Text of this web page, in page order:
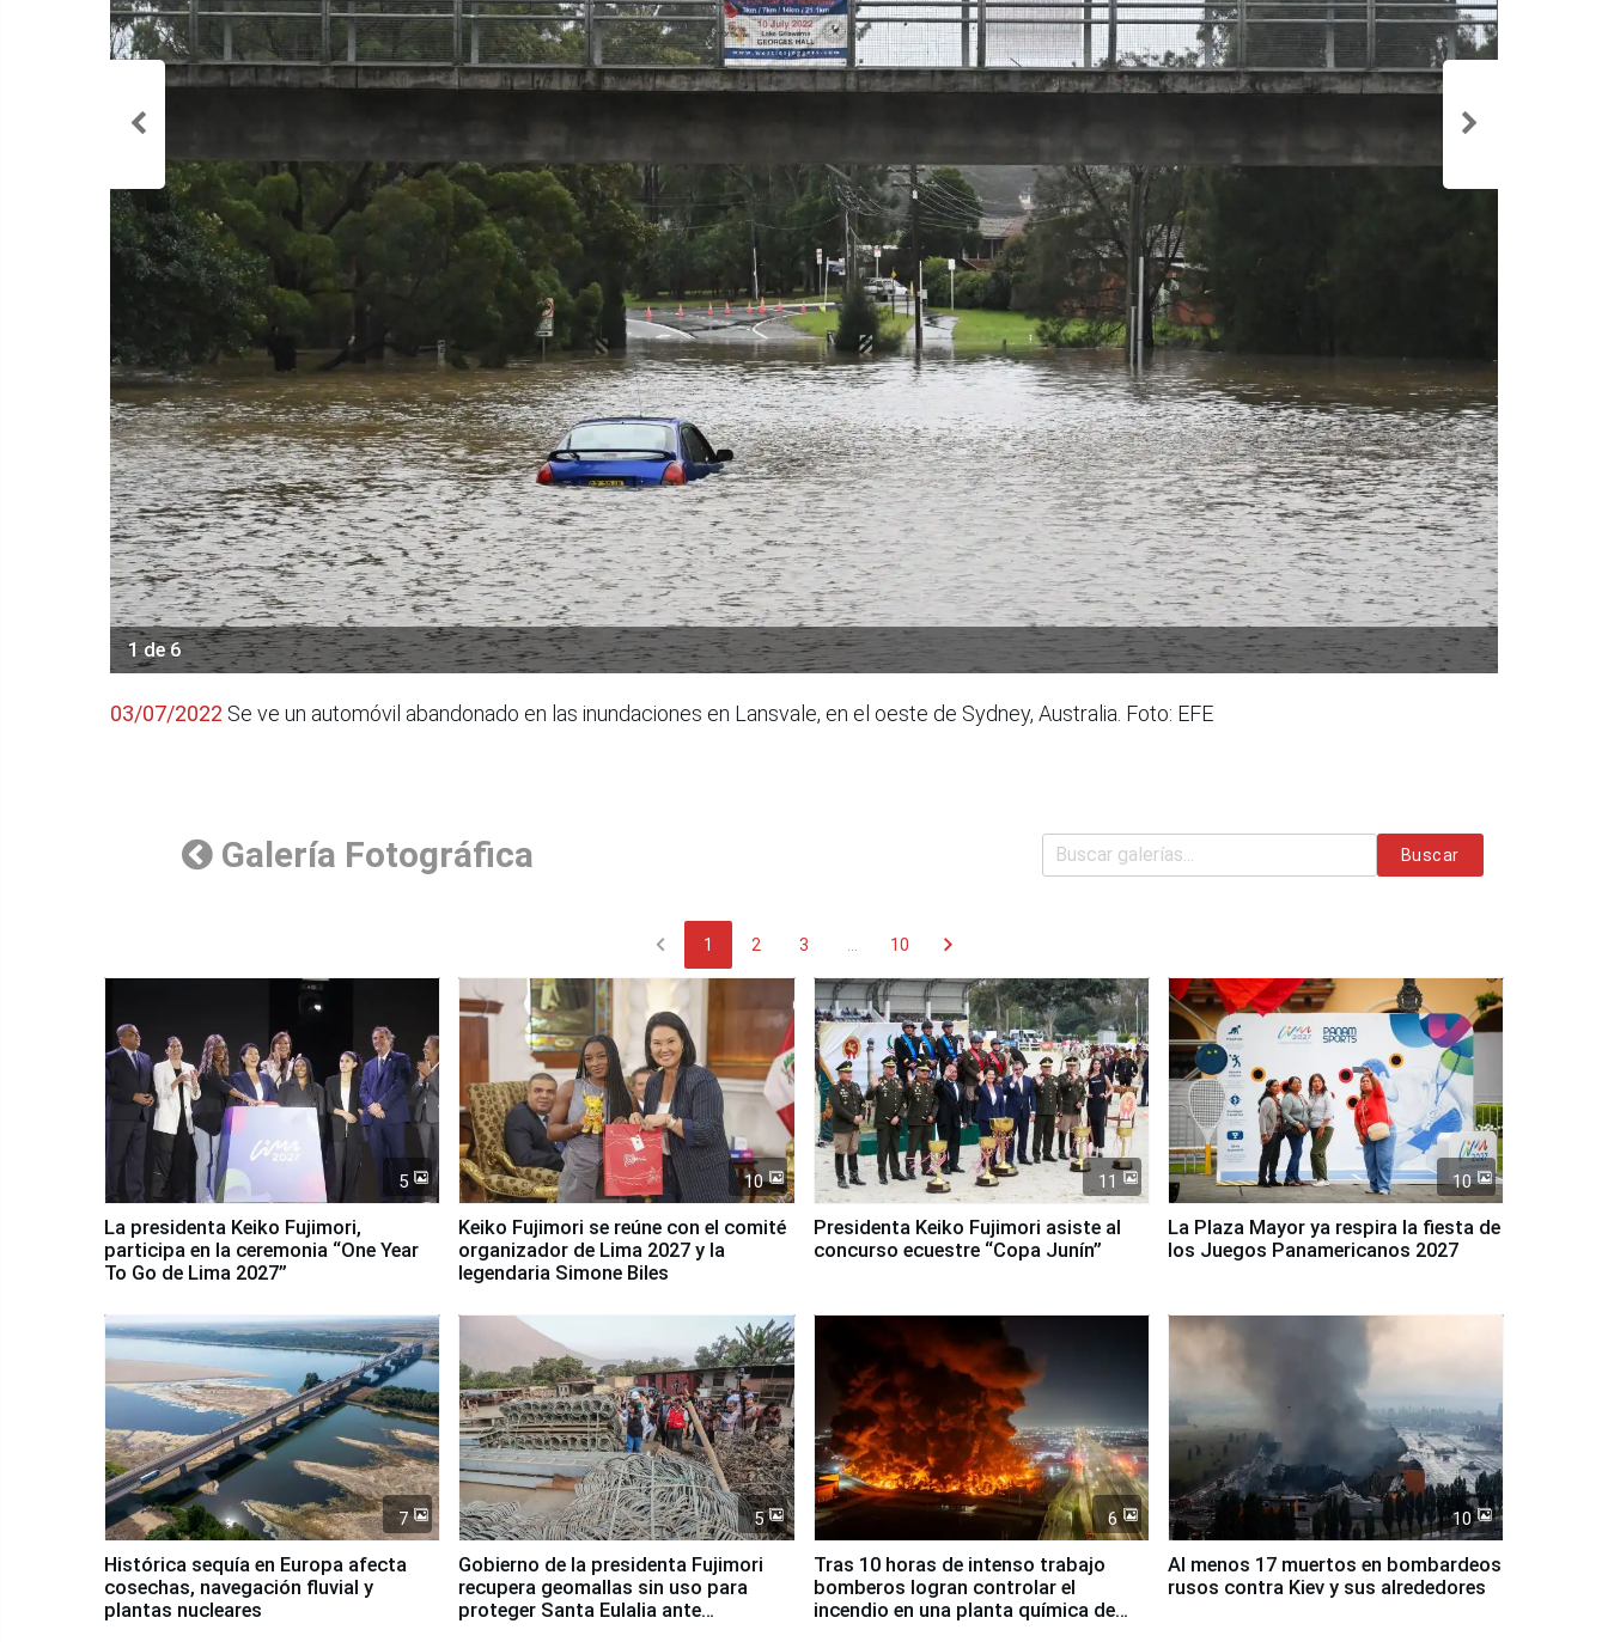
1 de 6
03/07/2022 Se ve un automóvil abandonado en las inundaciones en Lansvale, en el oeste de Sydney, Australia. Foto: EFE
Galería Fotográfica Buscar
chevron_left 1 2 3 10 chevron_right
5
La presidenta Keiko Fujimori,
participa en la ceremonia “One Year
To Go de Lima 2027”
10
Keiko Fujimori se reúne con el comité
organizador de Lima 2027 y la
legendaria Simone Biles
11
Presidenta Keiko Fujimori asiste al
concurso ecuestre “Copa Junín”
10
La Plaza Mayor ya respira la fiesta de
los Juegos Panamericanos 2027
7
Histórica sequía en Europa afecta
cosechas, navegación fluvial y
plantas nucleares
5
Gobierno de la presidenta Fujimori
recupera geomallas sin uso para
proteger Santa Eulalia ante
6
Tras 10 horas de intenso trabajo
bomberos logran controlar el
incendio en una planta química de
10
Al menos 17 muertos en bombardeos
rusos contra Kiev y sus alrededores